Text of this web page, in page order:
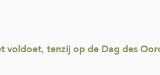
tenzij op de Dag des